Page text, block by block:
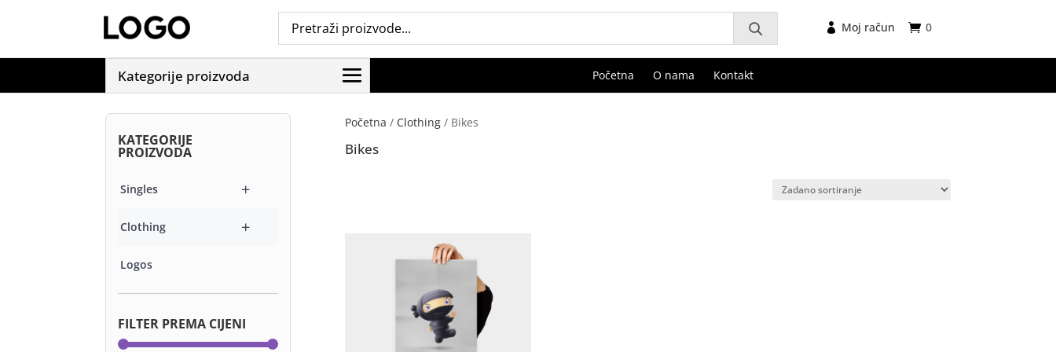
0
Moj račun
Kategorije proizvoda Početna O nama Kontakt
Početna / Clothing / Bikes
Bikes
KATEGORIJE
PROIZVODA
+
Singles
+
Clothing
Logos
FILTER PREMA CIJENI